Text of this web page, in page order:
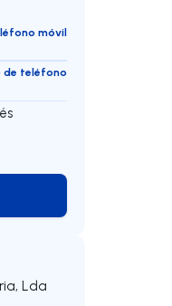
móvil
de teléfono
Lda